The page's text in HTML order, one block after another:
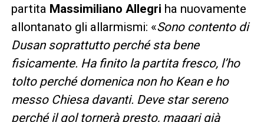
partita Massimiliano Allegri ha nuovamente
allontanato gli allarmismi: «Sono contento di
Dusan soprattutto perché sta bene
fisicamente. Ha finito la partita fresco, l’ho
tolto perché domenica non ho Kean e ho
messo Chiesa davanti. Deve star sereno
perché il gol tornerà presto, magari già